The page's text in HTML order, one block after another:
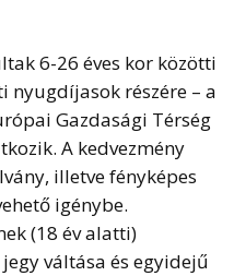
6-26 éves kor közötti
nyugdíjasok részére – a
Gazdasági Térség
A kedvezmény
illetve fényképes
igénybe.
(18 év alatti)
váltása és egyidejű